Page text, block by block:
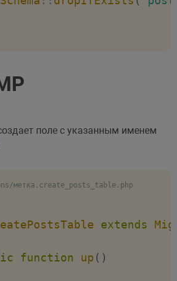
поле с указанным именем
метка.create_posts_table.php
extends
function up ( )